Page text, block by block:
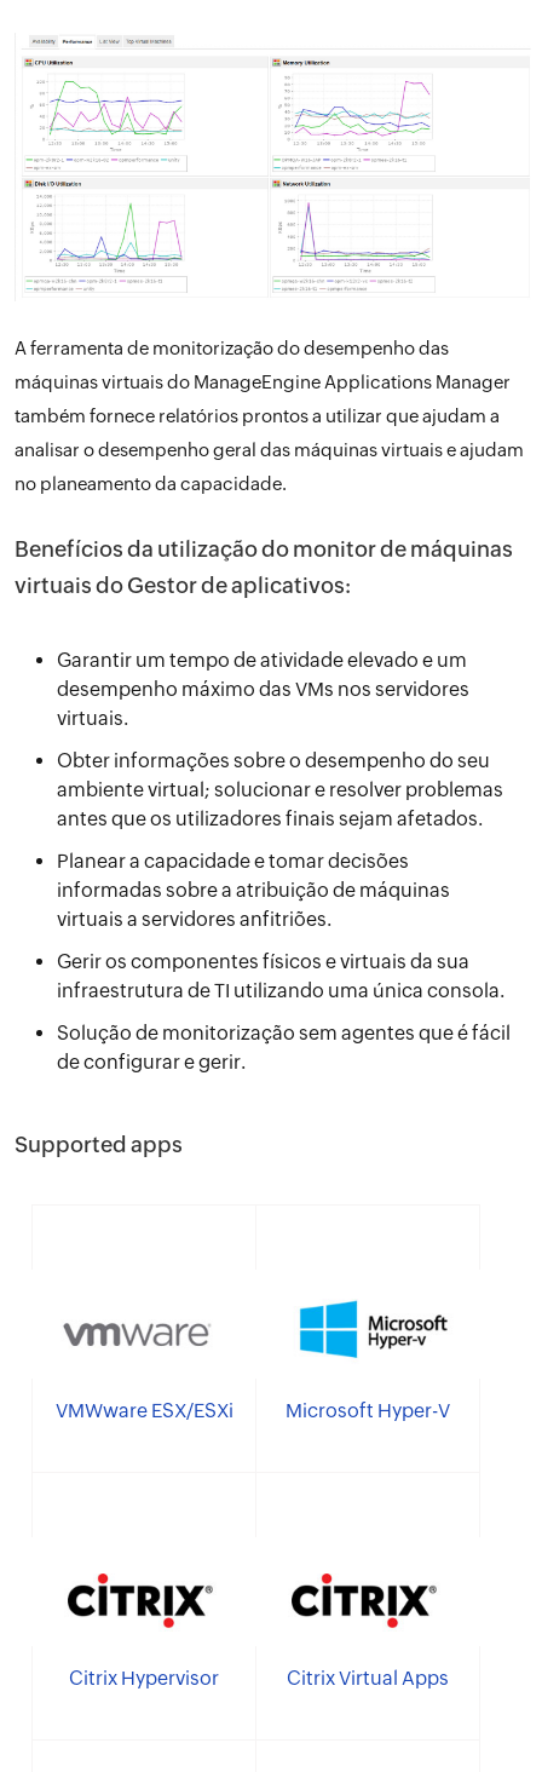
A ferramenta de monitorização do desempenho das
máquinas virtuais do ManageEngine Applications Manager
também fornece relatórios prontos a utilizar que ajudam a
analisar o desempenho geral das máquinas virtuais e ajudam
no planeamento da capacidade.
Benefícios da utilização do monitor de máquinas
virtuais do Gestor de aplicativos:
Garantir um tempo de atividade elevado e um
desempenho máximo das VMs nos servidores
virtuais.
Obter informações sobre o desempenho do seu
ambiente virtual; solucionar e resolver problemas
antes que os utilizadores finais sejam afetados.
Planear a capacidade e tomar decisões
informadas sobre a atribuição de máquinas
virtuais a servidores anfitriões.
Gerir os componentes físicos e virtuais da sua
infraestrutura de TI utilizando uma única consola.
Solução de monitorização sem agentes que é fácil
de configurar e gerir.
Supported apps
VMWware ESX/ESXi Microsoft Hyper-V
Citrix Hypervisor Citrix Virtual Apps